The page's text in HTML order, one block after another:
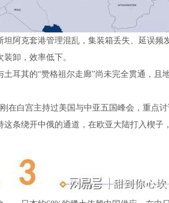
克套港管理混乱，集装箱丢失、延误频
卸，效率低下。
其的“赞格祖尔走廊”尚未完全贯通，且地
白宫主持过美国与中亚五国峰会，重点讨
绕开中俄的通道，在欧亚大陆打入楔子